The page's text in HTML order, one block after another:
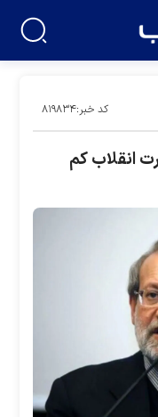
کد خبر:۸۱۹۸۳۴
انقلاب کم